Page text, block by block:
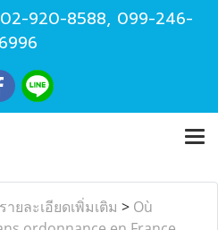
02-920-8588, 099-246-
6996
ยละเอียดเพิ่มเติม > Où